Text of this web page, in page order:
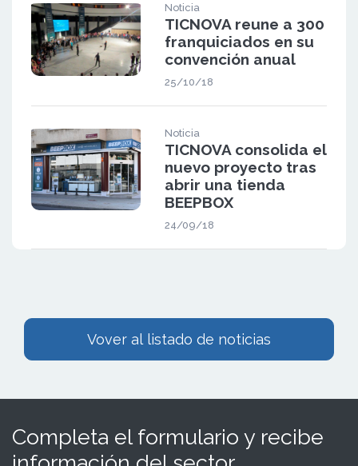
Noticia
TICNOVA reune a 300
franquiciados en su
convención anual
25/10/18
Noticia
TICNOVA consolida el
nuevo proyecto tras
abrir una tienda
BEEPBOX
24/09/18
Vover al listado de noticias
Completa el formulario y recibe